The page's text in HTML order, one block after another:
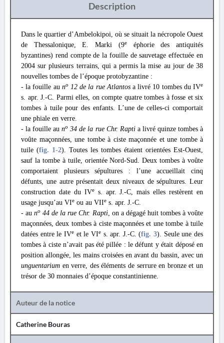
Description
Dans le quartier d’Ambelokipoi, où se situait la nécropole Ouest
de Thessalonique, E. Marki (9eéphorie des antiquités
byzantines) rend compte de la fouille de sauvetage effectuée en
2004 sur plusieurs terrains, qui a permis la mise au jour de 38
nouvelles tombes de l’époque protobyzantine :
- la fouille au no12 de la rue Atlantosa livré 10 tombes du IVe
s. apr. J.-C. Parmi elles, on compte quatre tombes à fosse et six
tombes à tuile pour des enfants. L’une de celles-ci comportait
une phiale en verre.
- la fouille auno 34 de la rue Chr. Raptia livré quinze tombes à
voûte maçonnées, une tombe à ciste maçonnée et une tombe à
tuile (fig. 1-2). Toutes les tombes étaient orientées Est-Ouest,
sauf la tombe à tuile, orientée Nord-Sud. Deux tombes à voûte
comportaient plusieurs sépultures : l’une accueillait cinq
défunts, une autre présentait deux niveaux de sépultures. Leur
construction date du IVes. apr. J.-C, mais elles restèrent en
usage jusqu’au VIe ou au VIIe s. apr. J.-C.
- auno 44 de la rue Chr. Rapti, on a dégagé huit tombes à voûte
maçonnées, deux tombes à ciste maçonnées et une tombe à tuile
datées entre le IVeet le VIes. apr. J.-C. (fig. 3). Seule une des
tombes à ciste n’avait pas été pillée : le défunt y était déposé en
position allongée, les mains croisées en avant du bassin, avec un
unguentarium en verre, des éléments de serrure en bronze et un
trésor de 30 monnaies d’époque constantinienne.
Auteur de la notice
Catherine Bouras